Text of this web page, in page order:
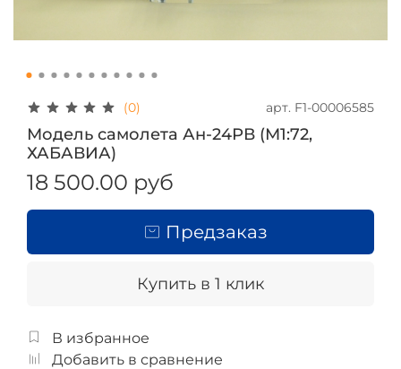
(0) арт. F1-00006585
Модель самолета Ан-24РВ (М1:72,
ХАБАВИА)
18 500.00 руб
Предзаказ
Купить в 1 клик
В избранное
Добавить в сравнение